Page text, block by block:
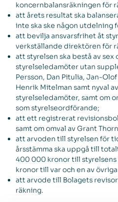
koncernbalansräkningen för
att årets resultat ska
inte ska ske någon utdelning
att bevilja ansvarsfrihet åt
verkställande direktören för
att styrelsen ska bestå av sex
styrelseledamöter utan
Persson, Dan Pitulia, Jan-
Henrik Mitelman samt nyval
styrelseledamöter, samt om
som styrelseordförande;
att ett registrerat
samt om omval av Grant
att arvoden till styrelsen för
årsstämma ska uppgå till
400 000 kronor till
kronor till var och en av
att arvode till Bolagets
räkning.